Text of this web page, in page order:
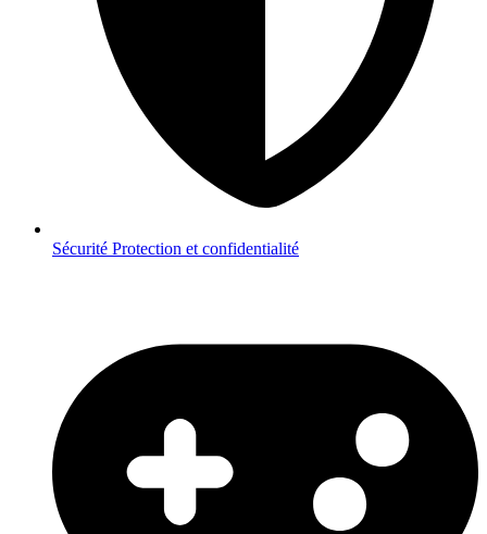
Sécurité Protection et confidentialité